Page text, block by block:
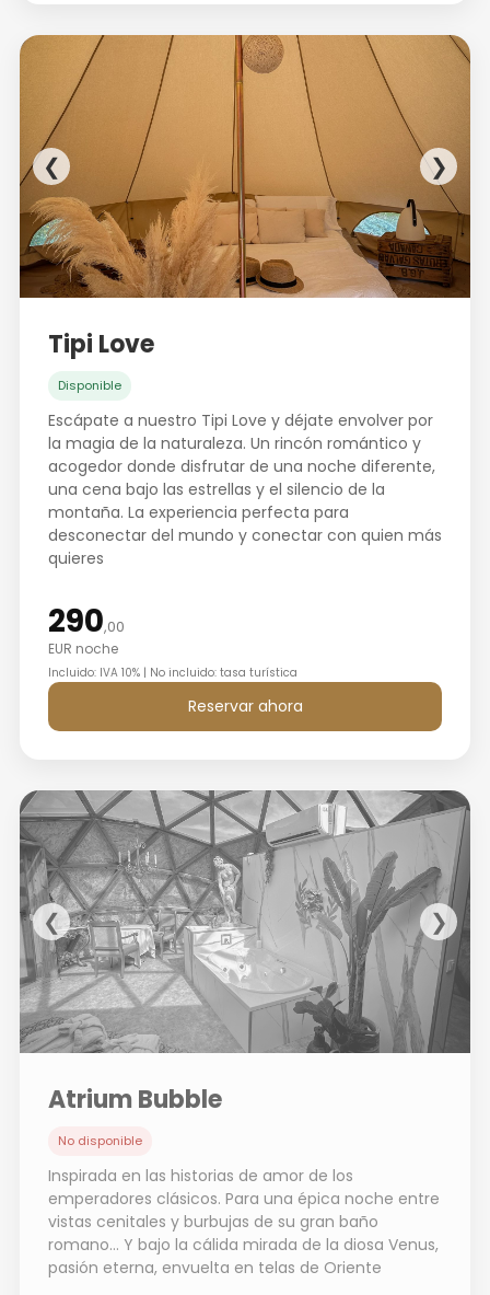
❮ ❯
Tipi Love
Disponible
Escápate a nuestro Tipi Love y déjate envolver por
la magia de la naturaleza. Un rincón romántico y
acogedor donde disfrutar de una noche diferente,
una cena bajo las estrellas y el silencio de la
montaña. La experiencia perfecta para
desconectar del mundo y conectar con quien más
quieres
290,00
EUR noche
Incluido: IVA 10% | No incluido: tasa turística
Reservar ahora
❮ ❯
Atrium Bubble
No disponible
Inspirada en las historias de amor de los
emperadores clásicos. Para una épica noche entre
vistas cenitales y burbujas de su gran baño
romano… Y bajo la cálida mirada de la diosa Venus,
pasión eterna, envuelta en telas de Oriente